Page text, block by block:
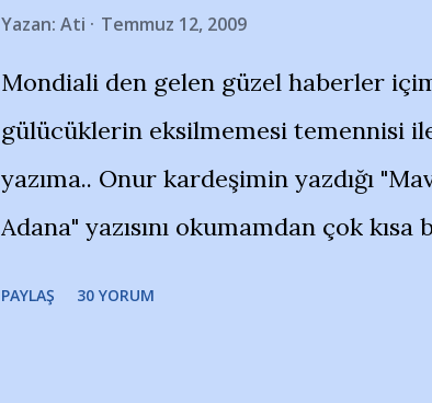
Yazan: Ati Temmuz 12, 2009
Mondiali den gelen güzel haberler
gülücüklerin eksilmemesi temennisi
yazıma.. Onur kardeşimin yazdığı
Adana" yazısını okumamdan çok
PAYLAŞ 30 YORUM